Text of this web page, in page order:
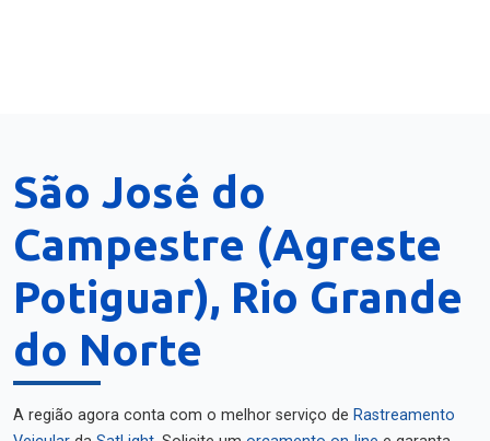
São José do
Campestre (Agreste
Potiguar), Rio Grande
do Norte
A região agora conta com o melhor serviço de Rastreamento